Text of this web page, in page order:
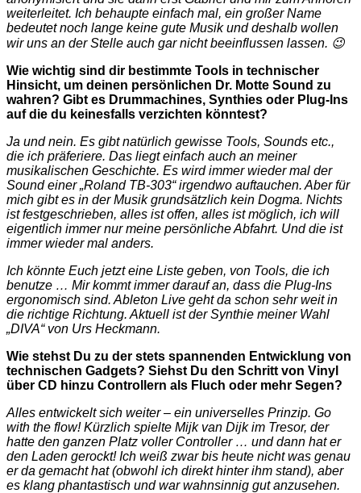
weiterleitet. Ich behaupte einfach mal, ein großer Name
bedeutet noch lange keine gute Musik und deshalb wollen
wir uns an der Stelle auch gar nicht beeinflussen lassen. 😉
Wie wichtig sind dir bestimmte Tools in technischer
Hinsicht, um deinen persönlichen Dr. Motte Sound zu
wahren? Gibt es Drummachines, Synthies oder Plug-Ins
auf die du keinesfalls verzichten könntest?
Ja und nein. Es gibt natürlich gewisse Tools, Sounds etc.,
die ich präferiere. Das liegt einfach auch an meiner
musikalischen Geschichte. Es wird immer wieder mal der
Sound einer „Roland TB-303“ irgendwo auftauchen. Aber für
mich gibt es in der Musik grundsätzlich kein Dogma. Nichts
ist festgeschrieben, alles ist offen, alles ist möglich, ich will
eigentlich immer nur meine persönliche Abfahrt. Und die ist
immer wieder mal anders.
Ich könnte Euch jetzt eine Liste geben, von Tools, die ich
benutze … Mir kommt immer darauf an, dass die Plug-Ins
ergonomisch sind. Ableton Live geht da schon sehr weit in
die richtige Richtung. Aktuell ist der Synthie meiner Wahl
„DIVA“ von Urs Heckmann.
Wie stehst Du zu der stets spannenden Entwicklung von
technischen Gadgets? Siehst Du den Schritt von Vinyl
über CD hinzu Controllern als Fluch oder mehr Segen?
Alles entwickelt sich weiter – ein universelles Prinzip. Go
with the flow! Kürzlich spielte Mijk van Dijk im Tresor, der
hatte den ganzen Platz voller Controller … und dann hat er
den Laden gerockt! Ich weiß zwar bis heute nicht was genau
er da gemacht hat (obwohl ich direkt hinter ihm stand), aber
es klang phantastisch und war wahnsinnig gut anzusehen.